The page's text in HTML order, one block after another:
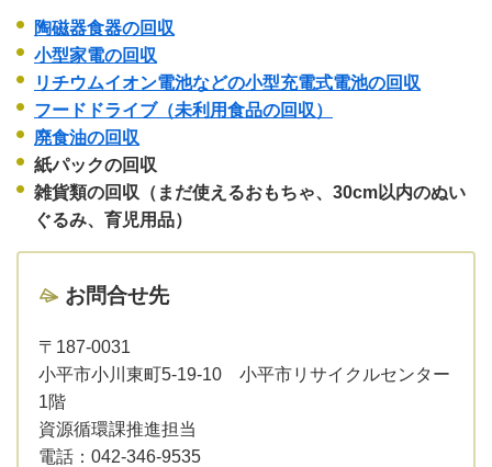
陶磁器食器の回収
小型家電の回収
リチウムイオン電池などの小型充電式電池の回収
フードドライブ（未利用食品の回収）
廃食油の回収
紙パックの回収
雑貨類の回収（まだ使えるおもちゃ、30cm以内のぬい
ぐるみ、育児用品）
お問合せ先
〒187-0031
小平市小川東町5-19-10 小平市リサイクルセンター
1階
資源循環課推進担当
電話： 042-346-9535